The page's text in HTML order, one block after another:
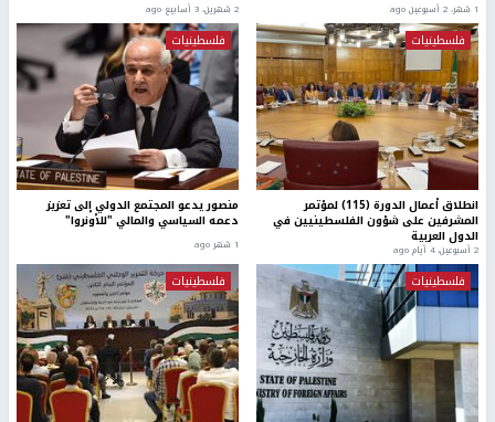
1 شهر، 2 أسبوعين ago 2 شهرين، 3 أسابيع ago
فلسطينيات
انطلاق أعمال الدورة (115) لمؤتمر
المشرفين على شؤون الفلسطينيين في
الدول العربية
2 أسبوعين، 4 أيام ago
فلسطينيات
منصور يدعو المجتمع الدولي إلى تعزيز
دعمه السياسي والمالي "للأونروا"
1 شهر ago
فلسطينيات فلسطينيات